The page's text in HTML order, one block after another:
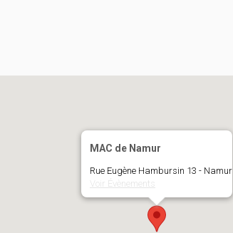
MAC de Namur
Rue Eugène Hambursin 13 - Namur
Voir Évènements